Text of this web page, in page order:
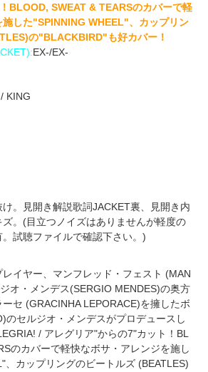
BLOOD, SWEAT & TEARSのカバーで軽
した"SPINNING WHEEL"、カップリン
の"BLACKBIRD"も好カバー！
EX-/EX-
KING
。見開き解説歌詞JACKET裏、見開き内
。(目立つノイズはありませんが軽度の
試聴ファイルで確認下さい。)
イヤー、マンフレッド・フェスト (MAN
オ・メンデス(SERGIO MENDES)の奥方
セ (GRACINHA LEPORACE)を擁したボ
のセルジオ・メンデスがプロデュースし
/ アレグリア"からの7"カット！BL
のカバーで軽快なボサ・アレンジを施し
、カップリングのビートルズ (BEATLES)